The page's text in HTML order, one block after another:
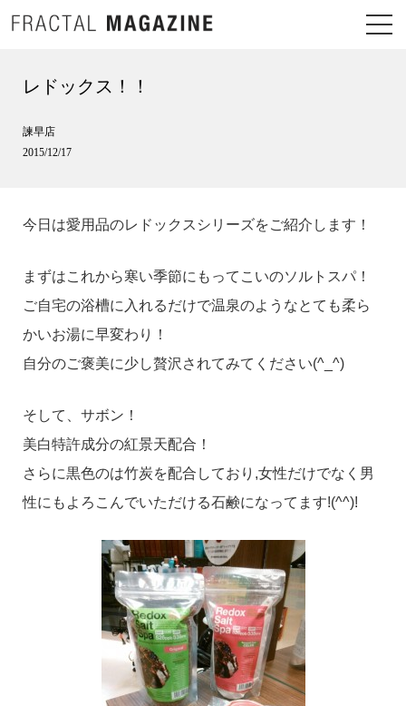
レドックス！！
諫早店
2015/12/17
今日は愛用品のレドックスシリーズをご紹介します！
まずはこれから寒い季節にもってこいのソルトスパ！
ご自宅の浴槽に入れるだけで温泉のようなとても柔ら
かいお湯に早変わり！
自分のご褒美に少し贅沢されてみてください(^_^)
そして、サボン！
美白特許成分の紅景天配合！
さらに黒色のは竹炭を配合しており,女性だけでなく男
性にもよろこんでいただける石鹸になってます!(^^)!